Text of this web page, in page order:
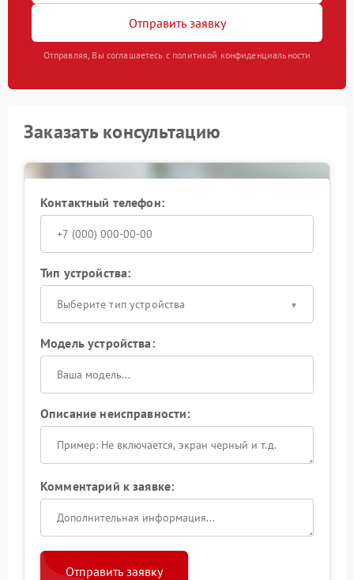
Отправить заявку
Отправляя, Вы соглашаетесь с политикой конфиденциальности
Заказать консультацию
Контактный телефон:
Тип устройства:
Выберите тип устройства
Модель устройства:
Описание неисправности:
Комментарий к заявке:
Отправить заявку